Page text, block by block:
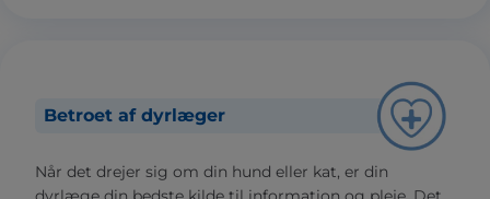
Betroet af dyrlæger
Når det drejer sig om din hund eller kat, er din